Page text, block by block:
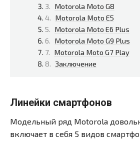
Motorola Moto G8
Motorola Moto E5
Motorola Moto E6 Plus
Motorola Moto G9 Plus
Motorola Moto G7 Play
Заключение
Линейки смартфонов
Модельный ряд Motorola
включает в себя 5 видов